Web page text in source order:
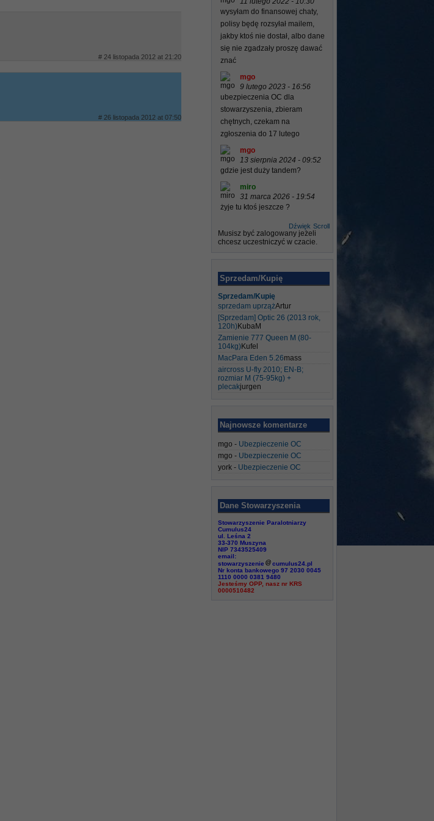
# 24 listopada 2012 at 21:20
# 26 listopada 2012 at 07:50
wysyłam do finansowej chaty,
polisy będę rozsyłał mailem,
jakby ktoś nie dostał, albo dane
się nie zgadzały proszę dawać
znać
mgo
9 lutego 2023 - 16:56
ubezpieczenia OC dla
stowarzyszenia, zbieram
chętnych, czekam na
zgłoszenia do 17 lutego
mgo
13 sierpnia 2024 - 09:52
gdzie jest duży tandem?
miro
31 marca 2026 - 19:54
żyje tu ktoś jeszcze ?
Scroll
Dźwięk
Musisz być zalogowany jeżeli
chcesz uczestniczyć w czacie.
Sprzedam/Kupię
Sprzedam/Kupię
sprzedam uprzążArtur
[Sprzedam] Optic 26 (2013 rok,
120h) KubaM
Zamienie 777 Queen M (80-
104kg) Kufel
MacPara Eden 5.26mass
aircross U-fly 2010; EN-B;
rozmiar M (75-95kg) +
plecakjurgen
Najnowsze komentarze
mgo - Ubezpieczenie OC
mgo - Ubezpieczenie OC
york - Ubezpieczenie OC
Dane Stowarzyszenia
Stowarzyszenie Paralotniarzy
Cumulus24
ul. Leśna 2
33-370 Muszyna
NIP 7343525409
email:
stowarzyszenie
cumulus24.pl
Nr konta bankowego 97 2030 0045
1110 0000 0381 9480
Jesteśmy OPP, nasz nr KRS
0000510482